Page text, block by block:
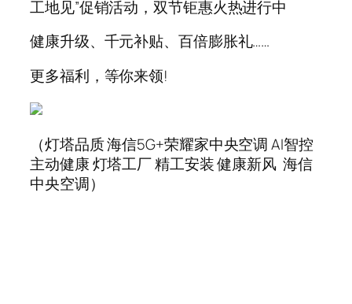
工地见”促销活动，双节钜惠火热进行中
健康升级、千元补贴、百倍膨胀礼……
更多福利，等你来领!
（灯塔品质 海信5G+荣耀家中央空调 AI智控
主动健康 灯塔工厂 精工安装 健康新风 海信
中央空调）